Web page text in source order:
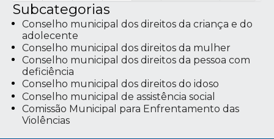
Subcategorias
Conselho municipal dos direitos da criança e do
adolecente
Conselho municipal dos direitos da mulher
Conselho municipal dos direitos da pessoa com
deficiência
Conselho municipal dos direitos do idoso
Conselho municipal de assistência social
Comissão Municipal para Enfrentamento das
Violências